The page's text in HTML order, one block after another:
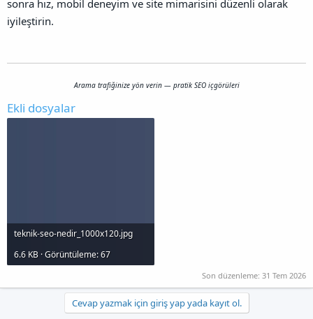
sonra hız, mobil deneyim ve site mimarisini düzenli olarak
iyileştirin.
Arama trafiğinize yön verin — pratik SEO içgörüleri
Ekli dosyalar
teknik-seo-nedir_1000x120.jpg
6.6 KB · Görüntüleme: 67
Son düzenleme: 31 Tem 2026
Cevap yazmak için giriş yap yada kayıt ol.